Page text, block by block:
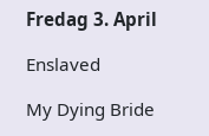
Fredag 3. April
Enslaved
My Dying Bride